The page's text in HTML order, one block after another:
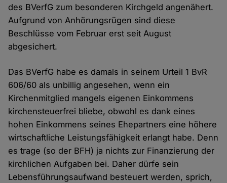
des BVerfG zum besonderen Kirchgeld angenähert.
Aufgrund von Anhörungsrügen sind diese
Beschlüsse vom Februar erst seit August
abgesichert.
Das BVerfG habe es damals in seinem Urteil 1 BvR
606/60 als unbillig angesehen, wenn ein
Kirchenmitglied mangels eigenen Einkommens
kirchensteuerfrei bliebe, obwohl es dank eines
hohen Einkommens seines Ehepartners eine höhere
wirtschaftliche Leistungsfähigkeit erlangt habe. Denn
es trage (so der BFH) ja nichts zur Finanzierung der
kirchlichen Aufgaben bei. Daher dürfe sein
Lebensführungsaufwand besteuert werden, sprich,